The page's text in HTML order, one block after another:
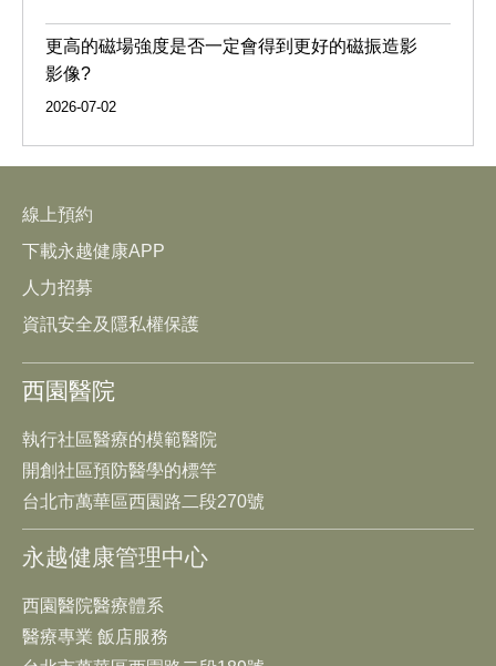
更高的磁場強度是否一定會得到更好的磁振造影
影像?
2026-07-02
線上預約
下載永越健康APP
人力招募
資訊安全及隱私權保護
西園醫院
執行社區醫療的模範醫院
開創社區預防醫學的標竿
台北市萬華區西園路二段270號
永越健康管理中心
西園醫院醫療體系
醫療專業 飯店服務